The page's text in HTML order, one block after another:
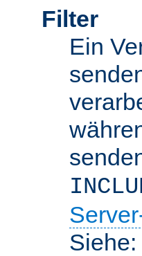
Filter
Ein
Siehe: